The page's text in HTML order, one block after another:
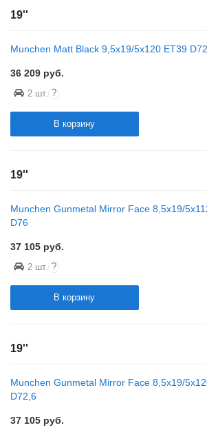
19''
Munchen Matt Black 9,5x19/5x120 ET39
36 209 руб.
2 шт. ?
В корзину
19''
Munchen Gunmetal Mirror Face 8,5x19/
D76
37 105 руб.
2 шт. ?
В корзину
19''
Munchen Gunmetal Mirror Face 8,5x19/
D72,6
37 105 руб.